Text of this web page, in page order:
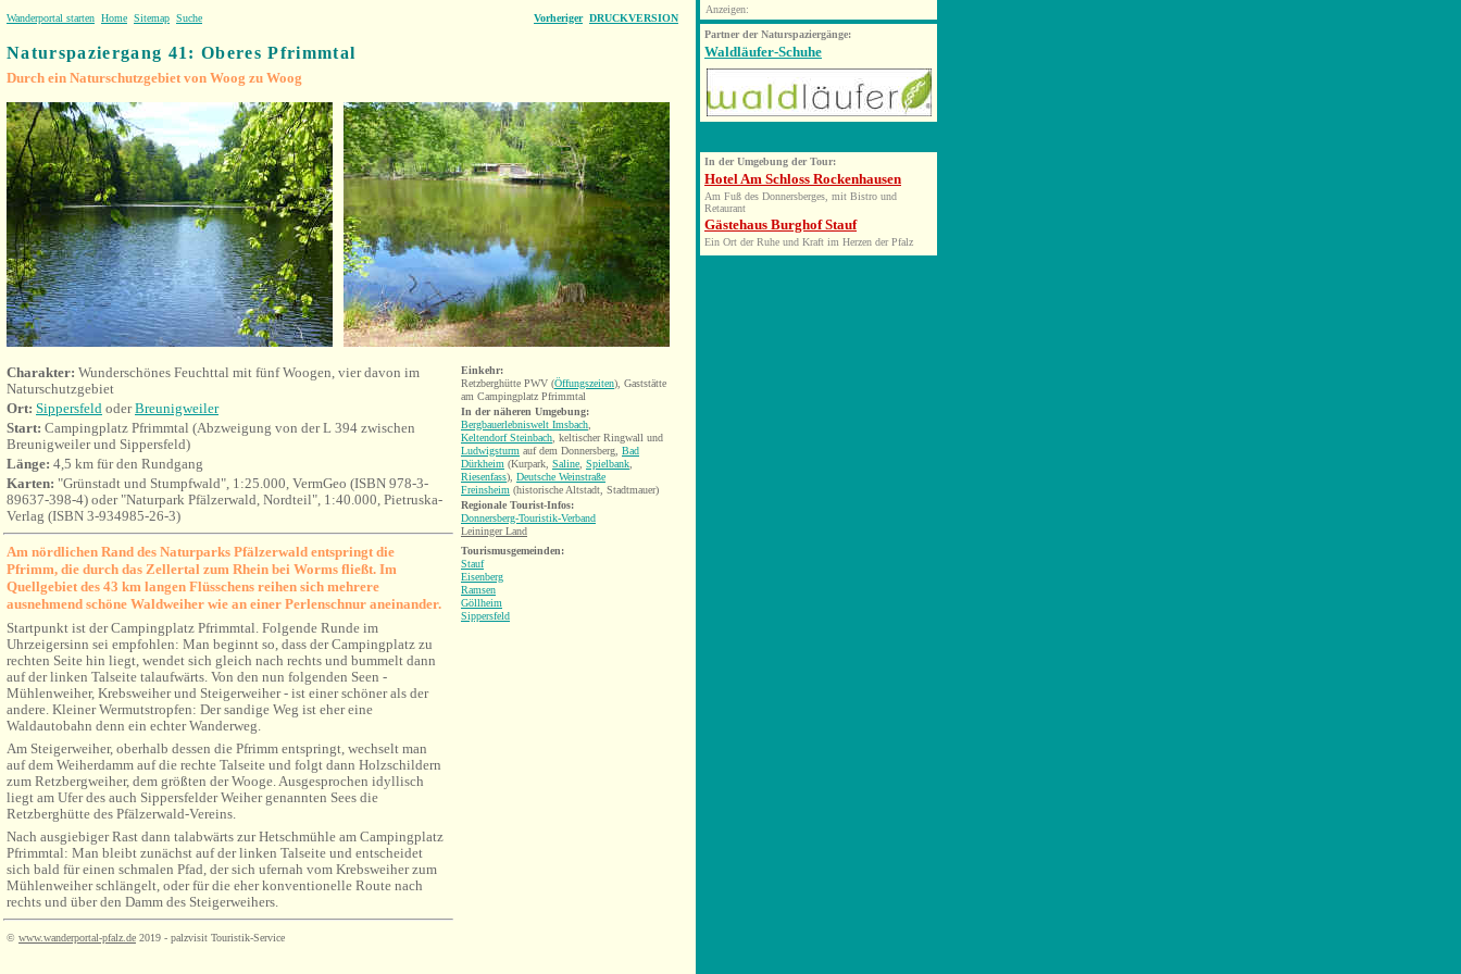
Wanderportal starten Home Sitemap Suche Vorheriger DRUCKVERSION
Naturspaziergang 41: OberesPfrimmtal
Durch ein Naturschutzgebiet von Woog zu Woog
Charakter: Wunderschönes Feuchttal mit fünf Woogen, vier davon im
Naturschutzgebiet
Ort: Sippersfeld oderBreunigweiler
Start: Campingplatz Pfrimmtal (Abzweigung von der L 394 zwischen
Breunigweiler und Sippersfeld)
Länge: 4,5 km für den Rundgang
Karten: "Grünstadt und Stumpfwald", 1:25.000, VermGeo (ISBN 978-3-
89637-398-4) oder "Naturpark Pfälzerwald, Nordteil", 1:40.000, Pietruska-
Verlag (ISBN 3-934985-26-3)
Am nördlichen Rand des Naturparks Pfälzerwald entspringt die
Pfrimm, die durch das Zellertal zum Rhein bei Worms fließt. Im
Quellgebiet des 43 km langen Flüsschens reihen sich mehrere
ausnehmend schöne Waldweiher wie an einer Perlenschnur aneinander.
Startpunkt ist der Campingplatz Pfrimmtal. Folgende Runde im
Uhrzeigersinn sei empfohlen: Man beginnt so, dass der Campingplatz zu
rechten Seite hin liegt, wendet sich gleich nach rechts und bummelt dann
auf der linken Talseite talaufwärts. Von den nun folgenden Seen -
Mühlenweiher, Krebsweiher und Steigerweiher - ist einer schöner als der
andere. Kleiner Wermutstropfen: Der sandige Weg ist eher eine
Waldautobahn denn ein echter Wanderweg.
Am Steigerweiher, oberhalb dessen die Pfrimm entspringt, wechselt man
auf dem Weiherdamm auf die rechte Talseite und folgt dann Holzschildern
zum Retzbergweiher, dem größten der Wooge. Ausgesprochen idyllisch
liegt am Ufer des auch Sippersfelder Weiher genannten Sees die
Retzberghütte des Pfälzerwald-Vereins.
Nach ausgiebiger Rast dann talabwärts zur Hetschmühle am Campingplatz
Pfrimmtal: Man bleibt zunächst auf der linken Talseite und entscheidet
sich bald für einen schmalen Pfad, der sich ufernah vom Krebsweiher zum
Mühlenweiher schlängelt, oder für die eher konventionelle Route nach
rechts und über den Damm des Steigerweihers.
© www.wanderportal-pfalz.de 2019 - palzvisit Touristik-Service
Einkehr:
Retzberghütte PWV (Öffungszeiten), Gaststätte
am Campingplatz Pfrimmtal
In der näheren Umgebung:
Bergbauerlebniswelt Imsbach
Keltendorf Steinbach , keltischer Ringwall und
Ludwigsturm auf dem Donnersberg, Bad
Dürkheim (Kurpark Saline Spielbank
Riesenfass), Deutsche Weinstraße
Freinsheim (historische Altstadt, Stadtmauer)
Regionale Tourist-Infos:
Donnersberg-Touristik-Verband
Leininger Land
Tourismusgemeinden:
Stauf
Eisenberg
Ramsen
Göllheim
Sippersfeld
Anzeigen:
Partner der Naturspaziergänge:
Waldläufer-Schuhe
In der Umgebung der Tour:
Hotel Am Schloss Rockenhausen
Am Fuß des Donnersberges, mit Bistro und
Retaurant
Gästehaus Burghof Stauf
Ein Ort der Ruhe und Kraft im Herzen der Pfalz